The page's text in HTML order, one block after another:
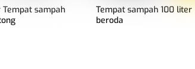
sampah
Tempat sampah 100 liter
beroda